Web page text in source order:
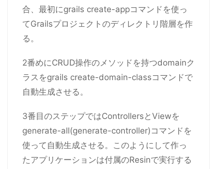
合、最初にgrails create-appコマンドを使っ
てGrailsプロジェクトのディレクトリ階層を作
る。
2番めにCRUD操作のメソッドを持つdomainク
ラスをgrails create-domain-classコマンドで
自動生成させる。
3番目のステップではControllersとViewを
generate-all(generate-controller)コマンドを
使って自動生成させる。このようにして作っ
たアプリケーションは付属のResinで実行する